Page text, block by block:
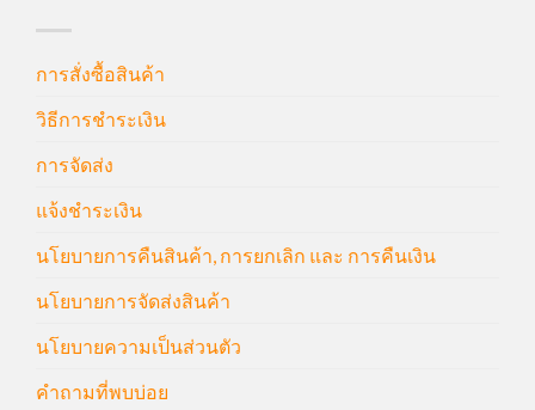
การสั่งซื้อสินค้า
วิธีการชำระเงิน
การจัดส่ง
แจ้งชำระเงิน
นโยบายการคืนสินค้า, การยกเลิก และ การคืนเงิน
นโยบายการจัดส่งสินค้า
นโยบายความเป็นส่วนตัว
คำถามที่พบบ่อย